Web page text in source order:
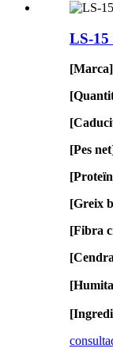
LS-15
[Pes
[Greix
[Fibra
consulta